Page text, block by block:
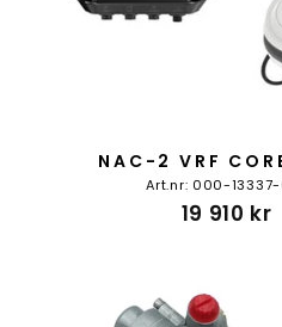
NAC-2 VRF
Art.nr: 000-13337-
19 910 kr